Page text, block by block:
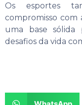
Os esportes
compromisso
uma base sólida
desafios da vida